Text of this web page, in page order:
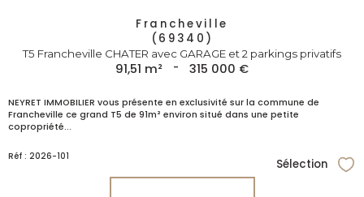
Francheville
(69340)
T5 Francheville CHATER avec GARAGE et 2 parkings privatifs
91,51 m² - 315 000 €
NEYRET IMMOBILIER vous présente en exclusivité sur la commune de
Francheville ce grand T5 de 91m² environ situé dans une petite
copropriété...
Réf : 2026-101
Sélection